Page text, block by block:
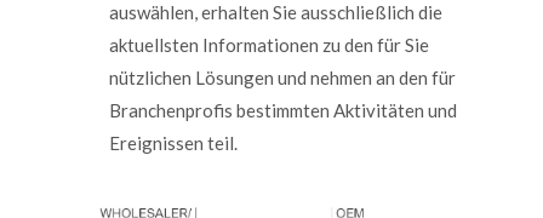
auswählen, erhalten Sie ausschließlich die
aktuellsten Informationen zu den für Sie
nützlichen Lösungen und nehmen an den für
Branchenprofis bestimmten Aktivitäten und
Ereignissen teil.